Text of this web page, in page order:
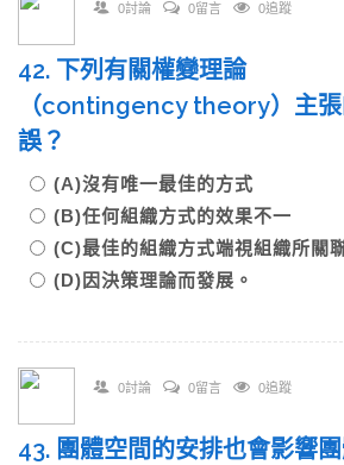
0討論 0留言 0追蹤
42. 下列有關權變理論
（contingency theory）主
誤？
(A)沒有唯一最佳的方式
(B)任何組織方式的效果不一
(C)最佳的組織方式端視組織所關
(D)因決策理論而發展。
0討論 0留言 0追蹤
43. 團體空間的安排也會影響